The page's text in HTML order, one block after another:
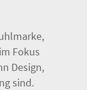
Fokus
Design,
sind.